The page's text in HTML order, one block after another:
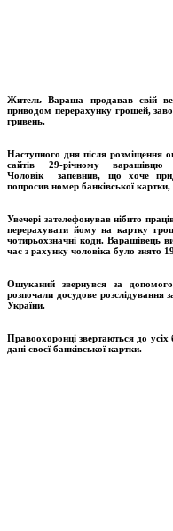
Житель Вараша продавав свій
приводом перерахунку грошей,
гривень.
Наступного дня після розміщення
сайтів 29-річному варашівцю
Чоловік запевнив, що хоче
попросив номер банківської
Увечері зателефонував нібито
перерахувати йому на картку
чотирьохзначні коди. Варашівець
час з рахунку чоловіка було знято
Ошуканий звернувся за
розпочали досудове розслідування
України.
Правоохоронці звертаються до
дані своєї банківської картки.